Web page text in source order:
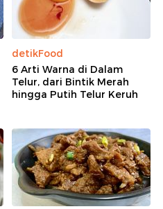
detikFood
6 Arti Warna di Dalam
Telur, dari Bintik Merah
hingga Putih Telur Keruh